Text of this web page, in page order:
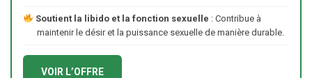
Soutient la libido et la fonction sexuelle : Contribue à
maintenir le désir et la puissance sexuelle de manière durable.
VOIR L’OFFRE